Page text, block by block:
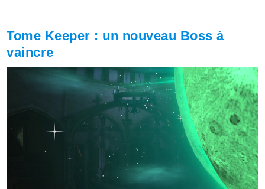
Tome Keeper : un nouveau Boss à
vaincre